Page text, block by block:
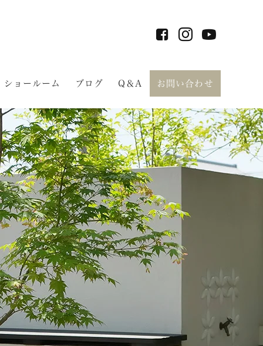
ショールーム ブログ Q＆A お問い合わせ